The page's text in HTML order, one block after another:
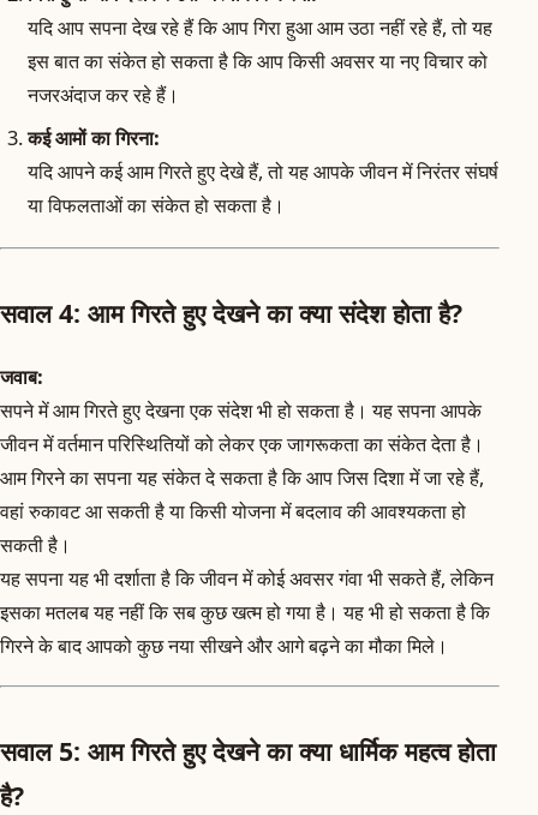
यदि आप सपना देख रहे हैं कि आप गिरा हुआ आम उठा नहीं रहे हैं, तो यह
इस बात का संकेत हो सकता है कि आप किसी अवसर या नए विचार को
नजरअंदाज कर रहे हैं।
कई आमों का गिरना:
यदि आपने कई आम गिरते हुए देखे हैं, तो यह आपके जीवन में निरंतर संघर्ष
या विफलताओं का संकेत हो सकता है।
सवाल 4: आम गिरते हुए देखने का क्या संदेश होता है?
जवाब:
सपने में आम गिरते हुए देखना एक संदेश भी हो सकता है। यह सपना आपके
जीवन में वर्तमान परिस्थितियों को लेकर एक जागरूकता का संकेत देता है।
आम गिरने का सपना यह संकेत दे सकता है कि आप जिस दिशा में जा रहे हैं,
वहां रुकावट आ सकती है या किसी योजना में बदलाव की आवश्यकता हो
सकती है।
यह सपना यह भी दर्शाता है कि जीवन में कोई अवसर गंवा भी सकते हैं, लेकिन
इसका मतलब यह नहीं कि सब कुछ खत्म हो गया है। यह भी हो सकता है कि
गिरने के बाद आपको कुछ नया सीखने और आगे बढ़ने का मौका मिले।
सवाल 5: आम गिरते हुए देखने का क्या धार्मिक महत्व होता
है?